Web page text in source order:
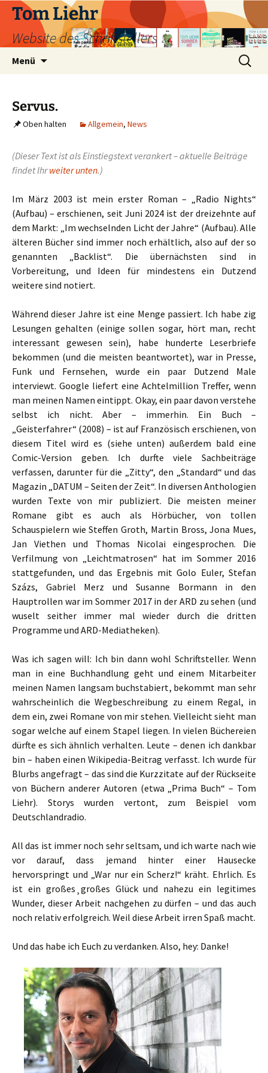
Zum
Inhalt
springen
Tom Liehr
Website des Schriftstellers
Menü
Suchen
nach:
Servus.
Oben halten Allgemein, News
(Dieser Text ist als Einstiegstext verankert – aktuelle Beiträge
findet Ihrweiter unten.)
Im März 2003 ist mein erster Roman – „Radio Nights“
(Aufbau) – erschienen, seit Juni 2024 ist der dreizehnte auf
dem Markt: „Im wechselnden Licht der Jahre“ (Aufbau). Alle
älteren Bücher sind immer noch erhältlich, also auf der so
genannten „Backlist“. Die übernächsten sind in
Vorbereitung, und Ideen für mindestens ein Dutzend
weitere sind notiert.
Während dieser Jahre ist eine Menge passiert. Ich habe zig
Lesungen gehalten (einige sollen sogar, hört man, recht
interessant gewesen sein), habe hunderte Leserbriefe
bekommen (und die meisten beantwortet), war in Presse,
Funk und Fernsehen, wurde ein paar Dutzend Male
interviewt. Google liefert eine Achtelmillion Treffer, wenn
man meinen Namen eintippt. Okay, ein paar davon verstehe
selbst ich nicht. Aber – immerhin. Ein Buch –
„Geisterfahrer“ (2008) – ist auf Französisch erschienen, von
diesem Titel wird es (siehe unten) außerdem bald eine
Comic-Version geben. Ich durfte viele Sachbeiträge
verfassen, darunter für die „Zitty“, den „Standard“ und das
Magazin „DATUM – Seiten der Zeit“. In diversen Anthologien
wurden Texte von mir publiziert. Die meisten meiner
Romane gibt es auch als Hörbücher, von tollen
Schauspielern wie Steffen Groth, Martin Bross, Jona Mues,
Jan Viethen und Thomas Nicolai eingesprochen. Die
Verfilmung von „Leichtmatrosen“ hat im Sommer 2016
stattgefunden, und das Ergebnis mit Golo Euler, Stefan
Százs, Gabriel Merz und Susanne Bormann in den
Hauptrollen war im Sommer 2017 in der ARD zu sehen (und
wuselt seither immer mal wieder durch die dritten
Programme und ARD-Mediatheken).
Was ich sagen will: Ich bin dann wohl Schriftsteller. Wenn
man in eine Buchhandlung geht und einem Mitarbeiter
meinen Namen langsam buchstabiert, bekommt man sehr
wahrscheinlich die Wegbeschreibung zu einem Regal, in
dem ein, zwei Romane von mir stehen. Vielleicht sieht man
sogar welche auf einem Stapel liegen. In vielen Büchereien
dürfte es sich ähnlich verhalten. Leute – denen ich dankbar
bin – haben einen Wikipedia-Beitrag verfasst. Ich wurde für
Blurbs angefragt – das sind die Kurzzitate auf der Rückseite
von Büchern anderer Autoren (etwa „Prima Buch“ – Tom
Liehr). Storys wurden vertont, zum Beispiel vom
Deutschlandradio.
All das ist immer noch sehr seltsam, und ich warte nach wie
vor darauf, dass jemand hinter einer Hausecke
hervorspringt und „War nur ein Scherz!“ kräht. Ehrlich. Es
ist ein großes¸großes Glück und nahezu ein legitimes
Wunder, dieser Arbeit nachgehen zu dürfen – und das auch
noch relativ erfolgreich. Weil diese Arbeit irren Spaß macht.
Und das habe ich Euch zu verdanken. Also, hey: Danke!